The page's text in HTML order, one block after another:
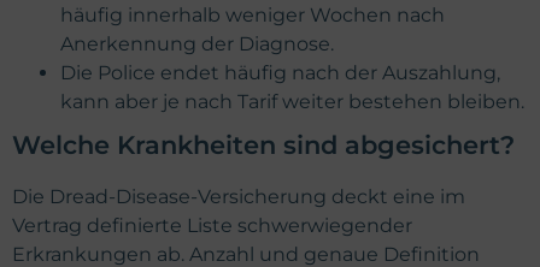
häufig innerhalb weniger Wochen nach
Anerkennung der Diagnose.
Die Police endet häufig nach der Auszahlung,
kann aber je nach Tarif weiter bestehen bleiben.
Welche Krankheiten sind abgesichert?
Die Dread-Disease-Versicherung deckt eine im
Vertrag definierte Liste schwerwiegender
Erkrankungen ab. Anzahl und genaue Definition